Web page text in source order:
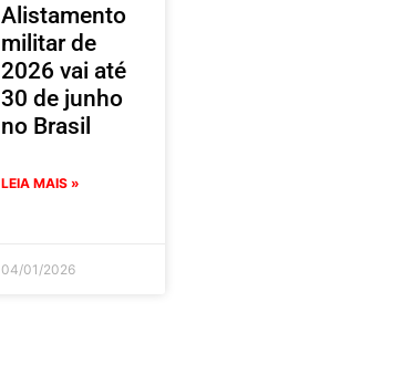
Alistamento
militar de
2026 vai até
30 de junho
no Brasil
LEIA MAIS »
04/01/2026